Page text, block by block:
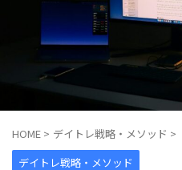
HOME > デイトレ戦略・メソッド >
デイトレ戦略・メソッド